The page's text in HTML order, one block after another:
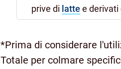
prive di latte e derivati
*Prima di considerare
Totale per colmare